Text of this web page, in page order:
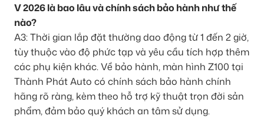
V 2026 là bao lâu và chính sách bảo hành như thế
nào?
A3: Thời gian lắp đặt thường dao động từ 1 đến 2 giờ,
tùy thuộc vào độ phức tạp và yêu cầu tích hợp thêm
các phụ kiện khác. Về bảo hành, màn hình Z100 tại
Thành Phát Auto có chính sách bảo hành chính
hãng rõ ràng, kèm theo hỗ trợ kỹ thuật trọn đời sản
phẩm, đảm bảo quý khách an tâm sử dụng.